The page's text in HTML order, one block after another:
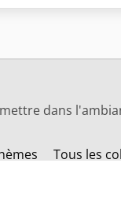
dans
Tous les